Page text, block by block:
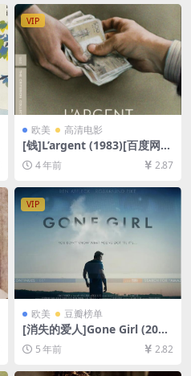
线播放/下载][MP4/6.3GB][中
英字幕]
VIP
欧美 高清电影
[钱]L’argent (1983)[百度网盘
+迅雷云盘资源1080P超清未
删减][MP4/5.5GB][中文字幕]
4 年前 2.87
VIP
欧美 豆瓣榜单
[消失的爱人]Gone Girl (201
4)[百度网盘+迅雷云盘资源10
80P超清未删减][MP4/9.5GB]
[中英字幕]
5 年前 2.82